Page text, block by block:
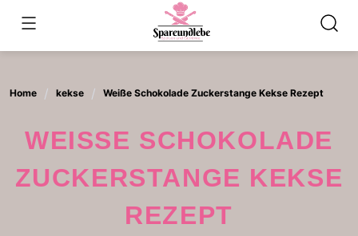
content
Home kekse Weiße Schokolade Zuckerstange Kekse Rezept
WEISSE SCHOKOLADE Z
UCKERSTANGE KEKSE R
EZEPT